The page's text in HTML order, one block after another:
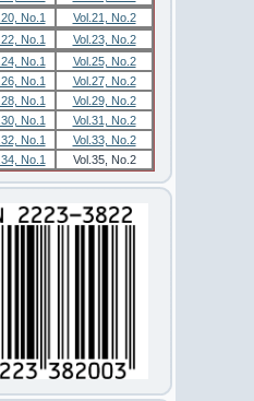
No.1
Vol.21, No.2
No.1
Vol.23, No.2
No.1
Vol.25, No.2
No.1
Vol.27, No.2
No.1
Vol.29, No.2
No.1
Vol.31, No.2
No.1
Vol.33, No.2
No.1 Vol.35, No.2